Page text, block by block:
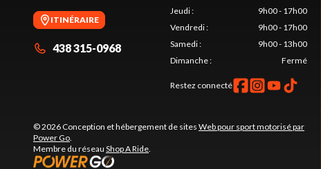
ITINÉRAIRE
438 315-0968
Jeudi:
9h00 - 17h00
Vendredi:
9h00 - 17h00
Samedi:
9h00 - 13h00
Dimanche: Fermé
Restez connecté
© 2026 Conception et hébergement de sites Web pour sport motorisé par
Power Go
Membre du réseau Shop A Ride